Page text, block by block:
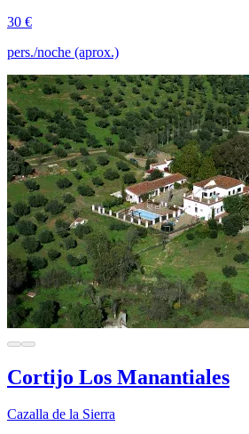
30 €
pers./noche (aprox.)
Cortijo Los Manantiales
Cazalla de la Sierra